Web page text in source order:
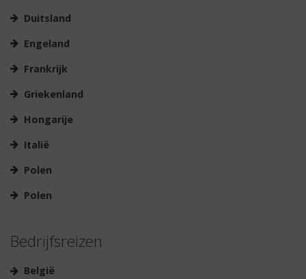
Duitsland
Engeland
Frankrijk
Griekenland
Hongarije
Italië
Polen
Polen
Bedrijfsreizen
België